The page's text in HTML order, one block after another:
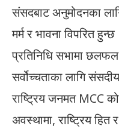
संसदबाट अनुमोदनका
मर्म र भावना विपरित
प्रतिनिधि सभामा छलफल
सर्वोच्चताका लागि
राष्ट्रिय जनमत MCC
अवस्थामा, राष्ट्रिय हित